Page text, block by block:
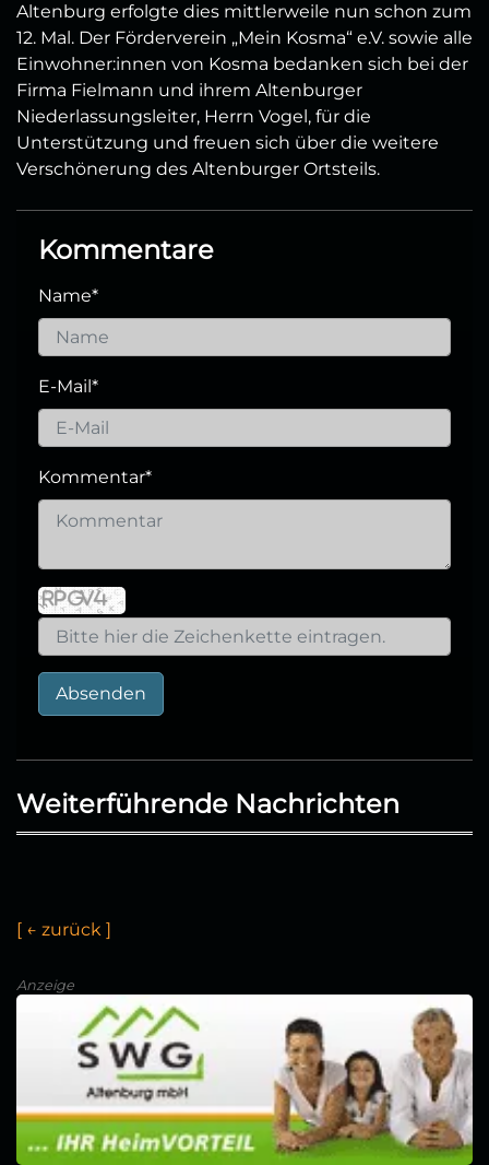
Altenburg erfolgte dies mittlerweile nun schon zum
12. Mal. Der Förderverein „Mein Kosma“ e.V. sowie alle
Einwohner:innen von Kosma bedanken sich bei der
Firma Fielmann und ihrem Altenburger
Niederlassungsleiter, Herrn Vogel, für die
Unterstützung und freuen sich über die weitere
Verschönerung des Altenburger Ortsteils.
Kommentare
Name*
E-Mail *
Kommentar*
Absenden
Weiterführende Nachrichten
[ ← zurück ]
Anzeige